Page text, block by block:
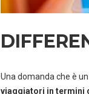
Una domanda che è
viaggiatori in termini